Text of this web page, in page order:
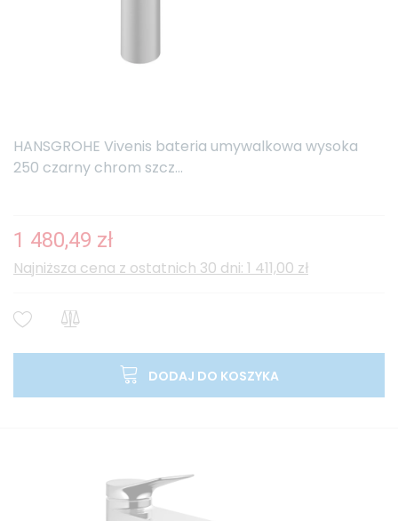
HANSGROHE Vivenis bateria umywalkowa wysoka
250 czarny chrom szcz...
1 480,49 zł
Najniższa cena z ostatnich 30 dni: 1 411,00 zł
DODAJ DO KOSZYKA